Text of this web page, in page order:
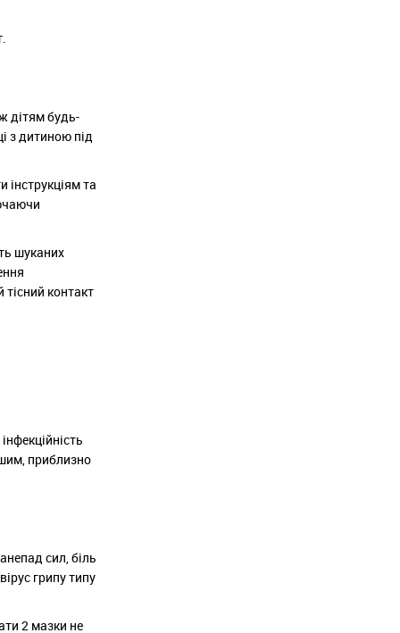
дітям будь-
з дитиною під
інструкціям та
шуканих
контакт
приблизно
сил, біль
грипу типу
2 мазки не